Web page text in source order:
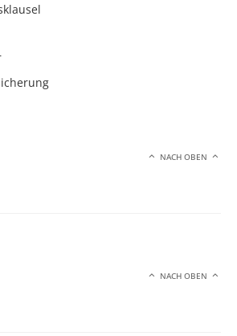
NACH OBEN
NACH OBEN